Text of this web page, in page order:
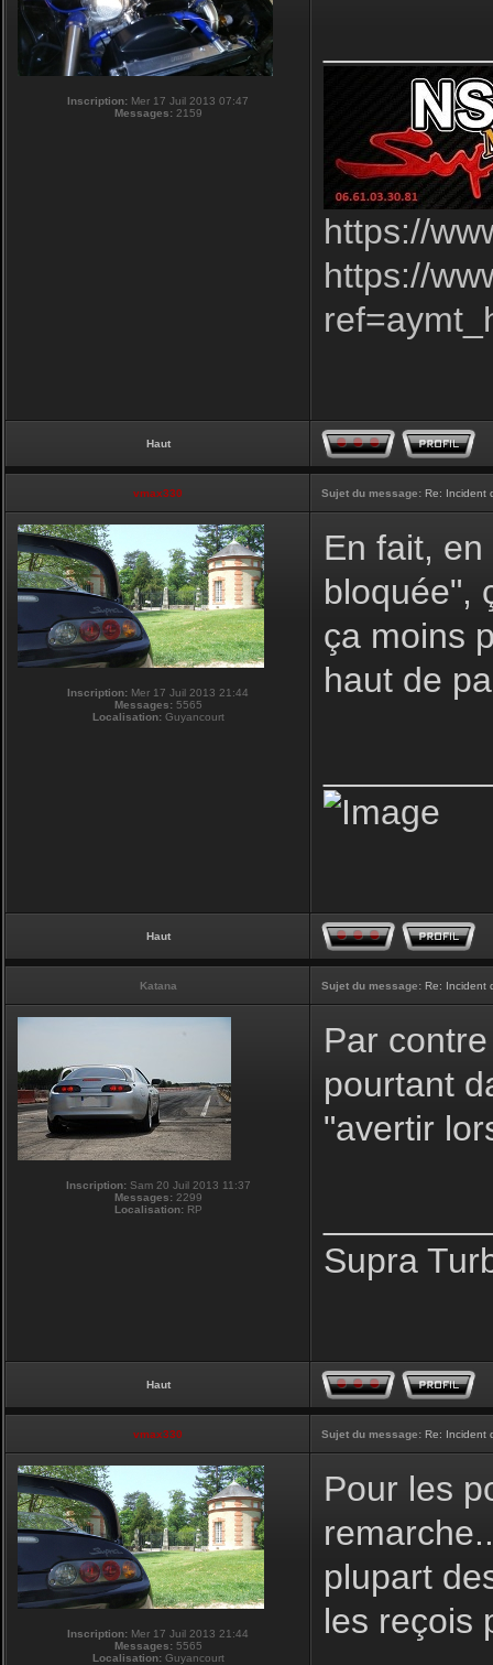
Inscription: Mer 17 Juil 2013 07:47
Messages:2159
https://
https://
Haut
vmax330 Sujet du message: Re: Incident
Inscription: Mer 17 Juil 2013 21:44
Messages:5565
Localisation:Guyancourt
En fait,
bloquée",
ça moins
haut de
Haut
Katana Sujet du message: Re: Incident
Inscription:Sam 20 Juil 2013 11:37
Messages:2299
Localisation:RP
Par
pourtant
"avertir
Supra
Haut
vmax330 Sujet du message: Re: Incident
Inscription: Mer 17 Juil 2013 21:44
Messages:5565
Localisation:Guyancourt
Pour les
plupart
les reçois